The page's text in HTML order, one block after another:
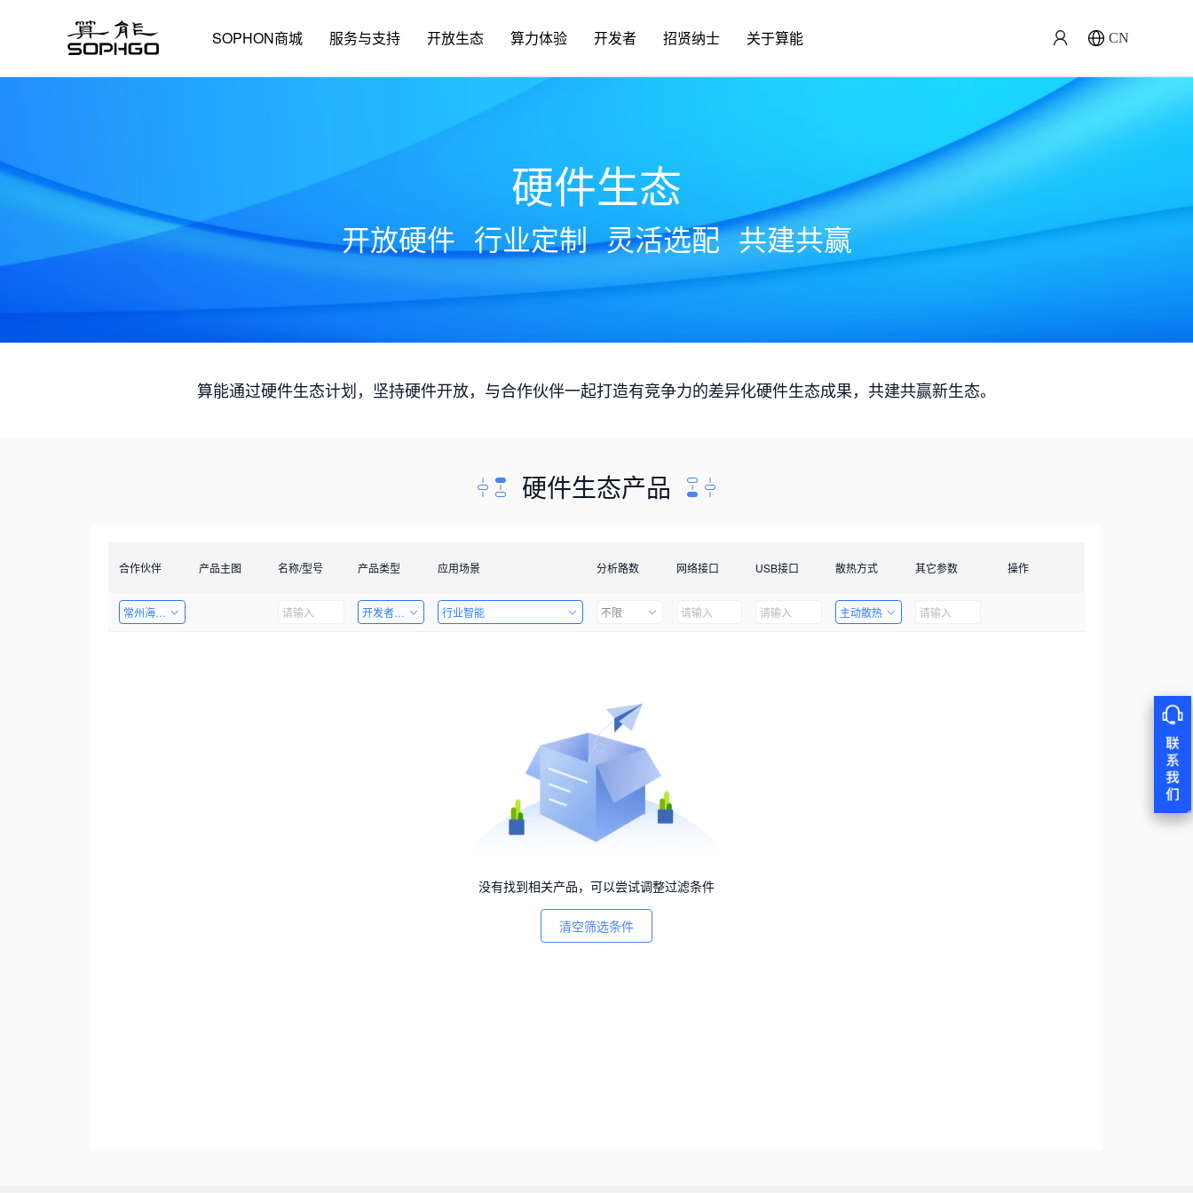
SOPHON商城 服务与支持 开放生态 算力体验 开发者 招贤纳士 关于算能 CN
硬件生态
开放硬件 行业定制 灵活选配 共建共赢
算能通过硬件生态计划，坚持硬件开放，与合作伙伴一起打造有竞争力的差异化硬件生态成果，共建共赢新生态。
硬件生态产品
合作伙伴 产品主图 名称/型号 产品类型 应用场景 分析路数 网络接口 USB接口 散热方式 其它参数 操作
常州海图电子科技有限公司 开发者套件 行业智能 不限 主动散热
没有找到相关产品，可以尝试调整过滤条件
清空筛选条件